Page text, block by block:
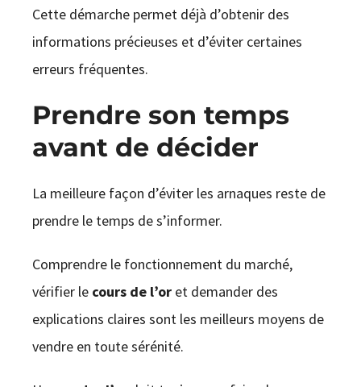
Cette démarche permet déjà d’obtenir des
informations précieuses et d’éviter certaines
erreurs fréquentes.
Prendre son temps
avant de décider
La meilleure façon d’éviter les arnaques reste de
prendre le temps de s’informer.
Comprendre le fonctionnement du marché,
vérifier le cours de l’oret demander des
explications claires sont les meilleurs moyens de
vendre en toute sérénité.